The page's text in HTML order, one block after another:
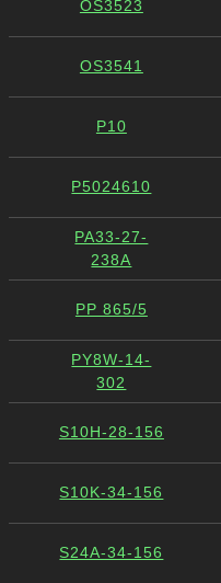
OS3523
OS3541
P10
P5024610
PA33-27-
238A
PP 865/5
PY8W-14-
302
S10H-28-156
S10K-34-156
S24A-34-156